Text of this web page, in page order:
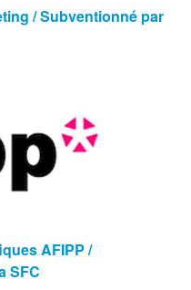
/ Subventionné par
AFIPP /
SFC